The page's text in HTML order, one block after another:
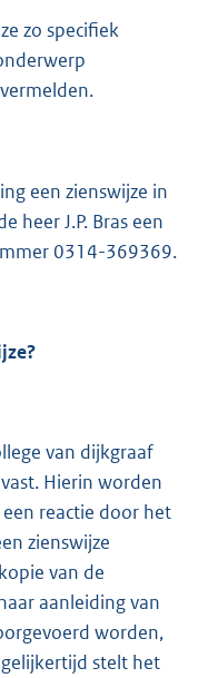
zo specifiek
vermelden.
een zienswijze in
heer J.P. Bras een
0314-369369.
van dijkgraaf
Hierin worden
reactie door het
zienswijze
van de
aanleiding van
worden,
stelt het